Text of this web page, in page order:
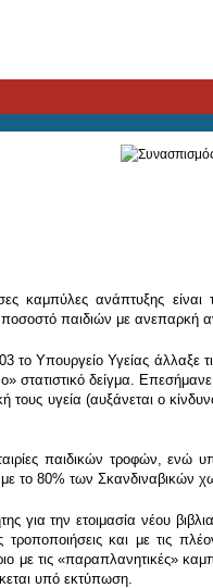
καμπύλες ανάπτυξης είναι
παιδιών με ανεπαρκή
το Υπουργείο Υγείας άλλαξε
στατιστικό δείγμα.
τους υγεία (αυξάνεται ο
παιδικών τροφών, ενώ
με το 80% των Σκανδιναβικών
την ετοιμασία νέου
τροποποιήσεις και με τις
με τις «παραπλανητικές»
υπό εκτύπωση.